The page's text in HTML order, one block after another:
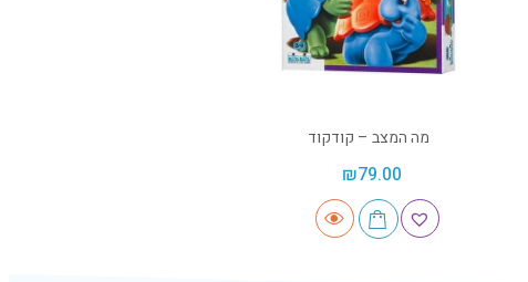
מה המצב – קודקוד
₪79.00